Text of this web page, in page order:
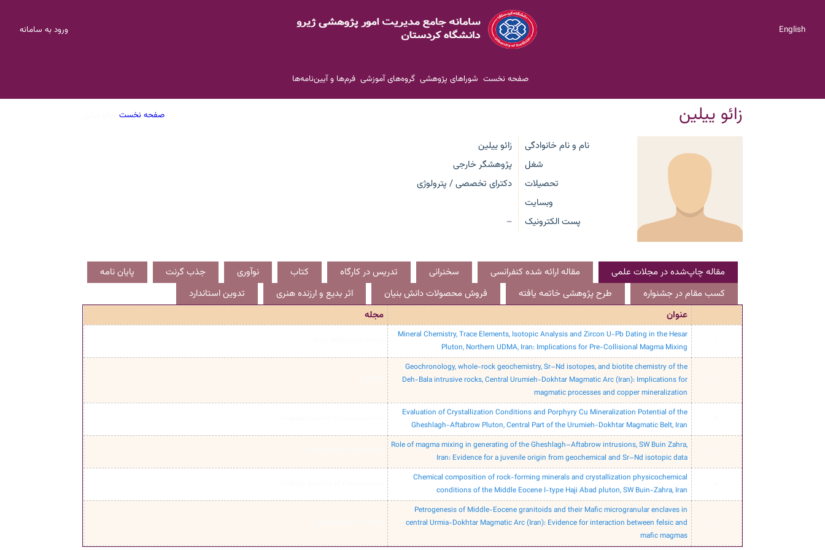
English ورود به سامانه
صفحه نخست شوراهای پژوهشی گروه‌های آموزشی فرم‌ها و آیین‌نامه‌ها
زائو ییلین صفحه نخست
نام و نام خانوادگی
زائو ییلین
شغل
پژوهشگر خارجی
تحصیلات
دکترای تخصصی / پترولوژی
وبسایت
پست الکترونیک
—
مقاله چاپ‌شده در مجلات علمی مقاله ارائه شده کنفرانسی سخنرانی تدریس در کارگاه کتاب نوآوری جذب گرنت
پایان نامه
کسب مقام در جشنواره
طرح پژوهشی خاتمه یافته فروش محصولات دانش بنیان اثر بدیع و ارزنده هنری
تدوین استاندارد
عنوان
مجله
Mineral Chemistry, Trace Elements, Isotopic Analysis and Zircon U-Pb Dating in the Hesar
Pluton, Northern UDMA, Iran: Implications for Pre-Collisional Magma Mixing
Geochronology, whole-rock geochemistry, Sr–Nd isotopes, and biotite chemistry of the
Deh-Bala intrusive rocks, Central Urumieh-Dokhtar Magmatic Arc (Iran): Implications for
magmatic processes and copper mineralization
Evaluation of Crystallization Conditions and Porphyry Cu Mineralization Potential of the
Gheshlagh-Aftabrow Pluton, Central Part of the Urumieh-Dokhtar Magmatic Belt, Iran
Role of magma mixing in generating of the Gheshlagh–Aftabrow intrusions, SW Buin Zahra,
Iran: Evidence for a juvenile origin from geochemical and Sr–Nd isotopic data
Chemical composition of rock-forming minerals and crystallization physicochemical
conditions of the Middle Eocene I-type Haji Abad pluton, SW Buin-Zahra, Iran
Petrogenesis of Middle-Eocene granitoids and their Mafic microgranular enclaves in
central Urmia-Dokhtar Magmatic Arc (Iran): Evidence for interaction between felsic and
mafic magmas